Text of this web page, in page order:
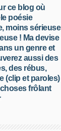
ce blog où
poésie
moins sérieuse
! Ma devise
un genre et
aussi des
des rébus,
(clip et paroles)
frôlant